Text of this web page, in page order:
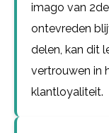
imago van
ontevreden
delen, kan dit
vertrouwen in
klantloyaliteit.